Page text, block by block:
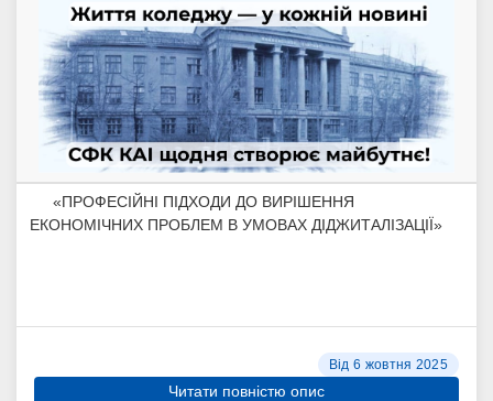
«ПРОФЕСІЙНІ ПІДХОДИ ДО ВИРІШЕННЯ
ЕКОНОМІЧНИХ ПРОБЛЕМ В УМОВАХ ДІДЖИТАЛІЗАЦІЇ»
Від 6 жовтня 2025
Читати повністю опис